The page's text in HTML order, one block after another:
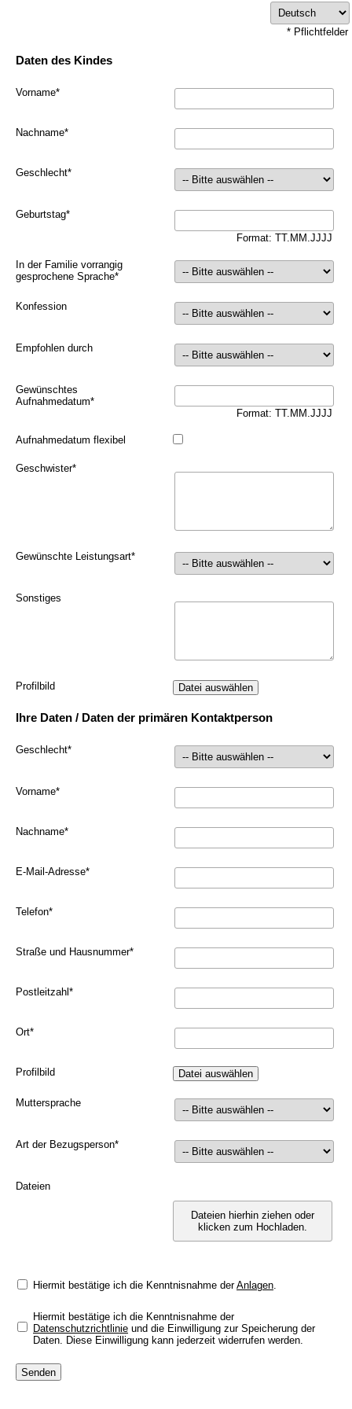
* Pflichtfelder
Daten des Kindes
Vorname*
Nachname*
Geschlecht*
Geburtstag*
Format: TT.MM.JJJJ
In der Familie vorrangig
gesprochene Sprache*
Konfession
Empfohlen durch
Gewünschtes
Aufnahmedatum*
Format: TT.MM.JJJJ
Aufnahmedatum flexibel
Geschwister*
Gewünschte Leistungsart*
Sonstiges
Profilbild
Ihre Daten / Daten der primären Kontaktperson
Geschlecht*
Vorname*
Nachname*
E-Mail-Adresse*
Telefon*
Straße und Hausnummer*
Postleitzahl *
Ort*
Profilbild
Muttersprache
Art der Bezugsperson*
Dateien
Dateien hierhin ziehen oder
klicken zum Hochladen.
Hiermit bestätige ich die Kenntnisnahme derAnlagen.
Hiermit bestätige ich die Kenntnisnahme der
Datenschutzrichtlinie und die Einwilligung zur Speicherung der
Daten. Diese Einwilligung kann jederzeit widerrufen werden.
Senden